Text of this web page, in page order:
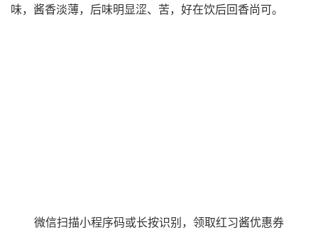
味，酱香淡薄，后味明显涩、苦，好在饮后回香尚可。
微信扫描小程序码或长按识别，领取红习酱优惠券